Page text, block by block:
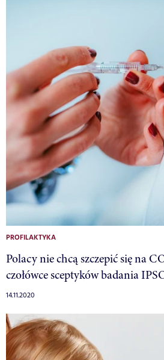
PROFILAKTYKA
Polacy nie chcą szczepić się na
czołówce sceptyków badania
14.11.2020